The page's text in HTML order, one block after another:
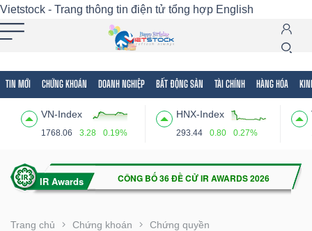
Vietstock - Trang thông tin điện tử tổng hợp English
TIN MỚI CHỨNG KHOÁN DOANH NGHIỆP BẤT ĐỘNG SẢN TÀI CHÍNH HÀNG HÓA
VN-Index
1768.06 3.28 0.19%
HNX-Index
293.44 0.80 0.27%
Trang chủ Chứng khoán Chứng quyền
Tất cả Tính năng Ngành Mã chứng khoán
Tính
(-)
VIETSTOCK